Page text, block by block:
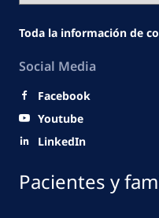
Pacientes y
Toda la información de
Social Media
Facebook
Youtube
LinkedIn